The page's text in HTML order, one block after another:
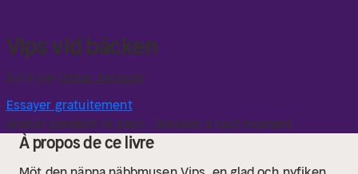
Vips vid bäcken
Écrit par Oskar Jonsson
Essayer gratuitement
Gratuit pendant 14 jours · Annulez à tout moment
À propos de ce livre